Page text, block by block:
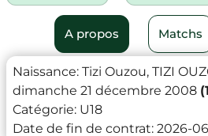
A propos Matchs
Naissance: Tizi Ouzou, TIZI
dimanche 21 décembre 2008
Catégorie: U18
Date de fin de contrat: 2026-